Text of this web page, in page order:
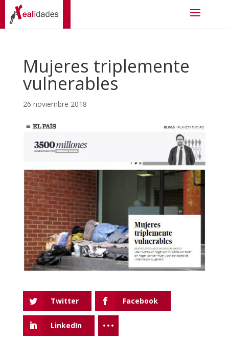
Mujeres triplemente
vulnerables
26 noviembre 2018
Twitter Facebook
LinkedIn